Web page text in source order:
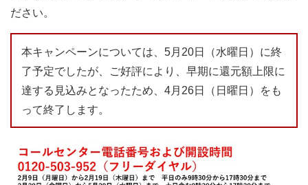
ださい。
本キャンペーンについては、5月20日（水曜日）に終
了予定でしたが、ご好評により、早期に還元額上限に
達する見込みとなったため、4月26日（日曜日）をも
って終了します。